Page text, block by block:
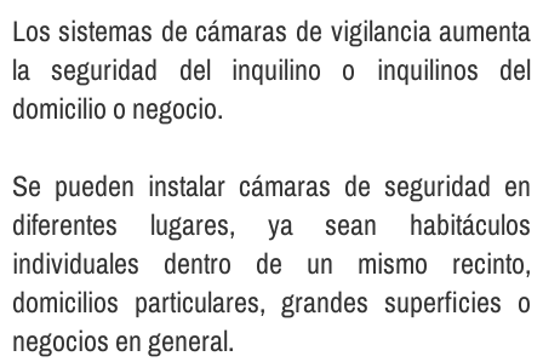
Los sistemas de cámaras de vigilancia aumenta
la seguridad del inquilino o inquilinos del
domicilio o negocio.
Se pueden instalar cámaras de seguridad en
diferentes lugares, ya sean habitáculos
individuales dentro de un mismo recinto,
domicilios particulares, grandes superficies o
negocios en general.